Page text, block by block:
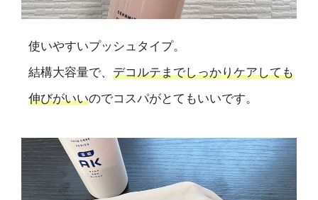
使いやすいプッシュタイプ。
結構大容量で、 デコルテまでしっかりケアしても
伸びがいいのでコスパがとてもいいです。